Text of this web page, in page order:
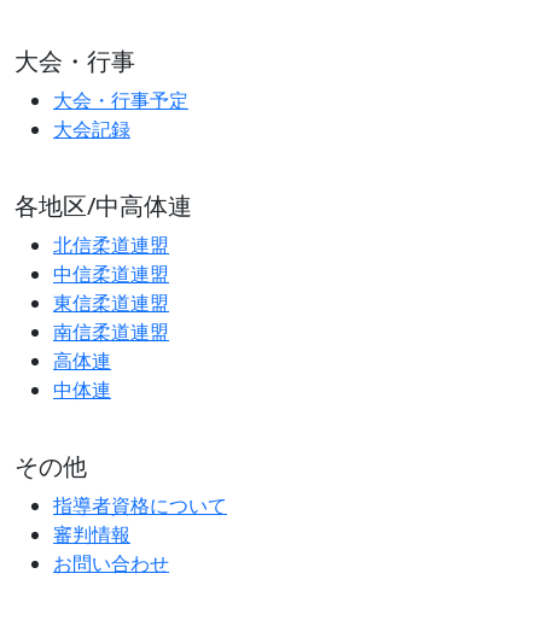
大会・行事
大会・行事予定
大会記録
各地区/中高体連
北信柔道連盟
中信柔道連盟
東信柔道連盟
南信柔道連盟
高体連
中体連
その他
指導者資格について
審判情報
お問い合わせ